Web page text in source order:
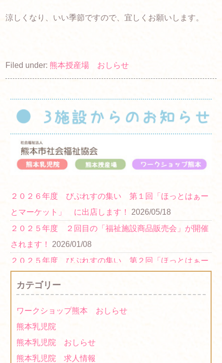
涼しくなり、いい季節ですので、宜しくお願いします。
Filed under: 熊本授産場 おしらせ
２０２６年度 びぷれすの集い 第１回「ほっとはぁー
とマーケット」 に出店します！
2026/05/18
２０２５年度 ２回目の「福祉施設商品販売会」が開催
されます！
2026/01/08
２０２５年度 びぷれすの集い 第２回「ほっとはぁー
２０２５年度「福祉施設商品販売会」に出展します！
2025/10/21
２０２１年度「障がい者福祉施設商品等展示・商談会(県
庁)について」に出展します！
2021年度「第３回ほっとはぁーとマーケット」に出店し
カテゴリー
ワークショップ熊本 おしらせ
熊本乳児院
熊本乳児院 おしらせ
熊本乳児院 求人情報